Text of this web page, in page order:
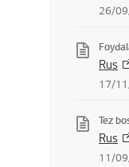
26/
Rus
17/
Tez
Rus
11/